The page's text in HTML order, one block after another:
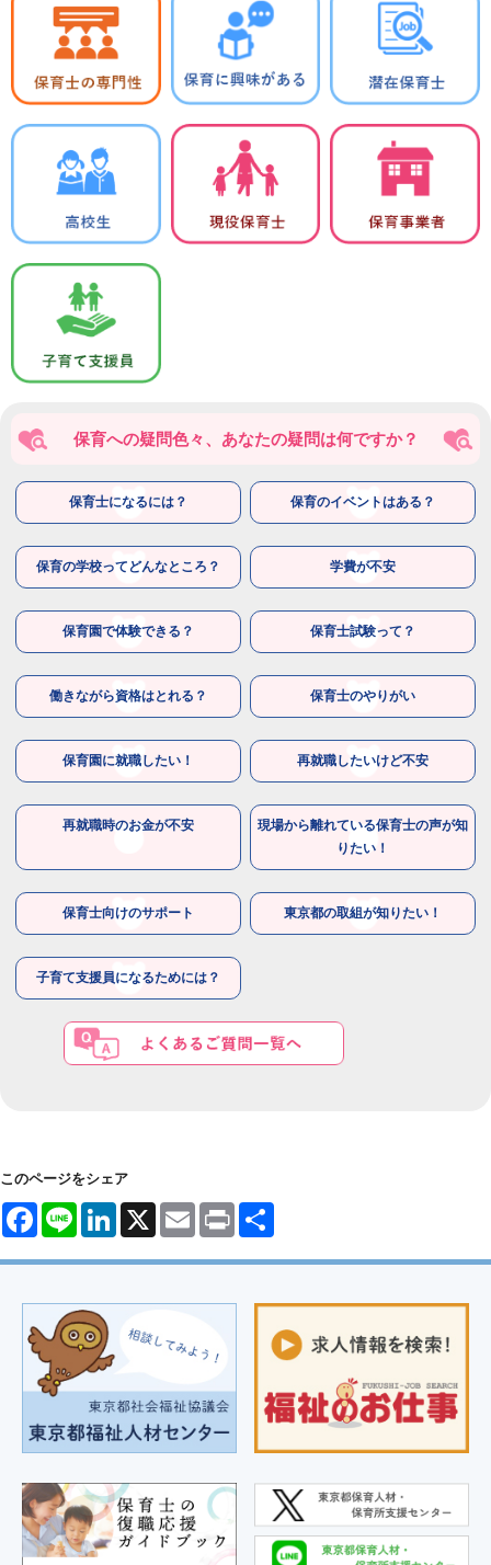
保育への疑問色々、あなたの疑問は何ですか？
保育士になるには？ 保育のイベントはある？
保育の学校ってどんなところ？ 学費が不安
保育園で体験できる？ 保育士試験って？
働きながら資格はとれる？ 保育士のやりがい
保育園に就職したい！ 再就職したいけど不安
再就職時のお金が不安
現場から離れている保育士の声が知
りたい！
保育士向けのサポート 東京都の取組が知りたい！
子育て支援員になるためには？
このページをシェア
Facebook
Line LinkedIn
X Email Print